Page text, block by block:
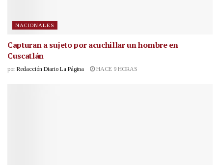
NACIONALES
Capturan a sujeto por acuchillar un hombre en
Cuscatlán
por Redacción Diario La Página HACE 9 HORAS